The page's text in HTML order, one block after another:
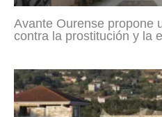
Avante Ourense propone
contra la prostitución y la